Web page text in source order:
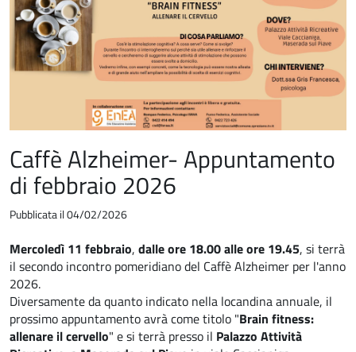
Caffè Alzheimer- Appuntamento
di febbraio 2026
Pubblicata il 04/02/2026
Mercoledì 11 febbraio, dalle ore 18.00 alle ore 19.45, si terrà
il secondo incontro pomeridiano del Caffè Alzheimer per l'anno
2026.
Diversamente da quanto indicato nella locandina annuale, il
prossimo appuntamento avrà come titolo "Brain fitness:
allenare il cervello" e si terrà presso il Palazzo Attività